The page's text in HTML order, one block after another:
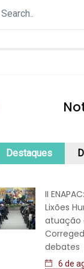
Destaques
II
Lixões
atuação
debates
6 de